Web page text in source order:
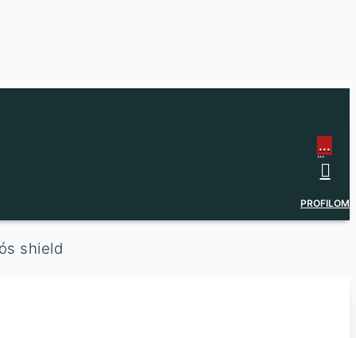
...
...
PROFILOM
shield